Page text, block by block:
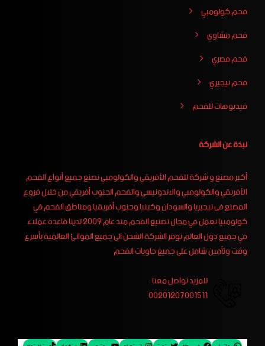
فحم كولومبي
فحم مشاوي
فحم مصري
فحم نيجيري
فيدبوهات للفحم
نبذة عن الشركة
أكبر مصنع و شركة للفحم الأفريقي والكولومبي نصنع جميع أنواع الفحم
الأفريقي والكولومبي والاندونيسي والفحم الجنوب أفريقي من خلال فروع
المصنع فى نيجيريا والسودان وكينيا وجنوب أفريقيا ومناطق الفحم في
كولومبيا نعمل في مجال تصنيع الفحم منذ عام 2009 لدينا قاعده عملاء
في جميع دول العالم توفر الشركة الشحن الى جميع الموانئ العالمية بأسرع
وقت وتأمين شامل على جميع حاويات الفحم
للمزيد تواصل معنا :
00201207001511